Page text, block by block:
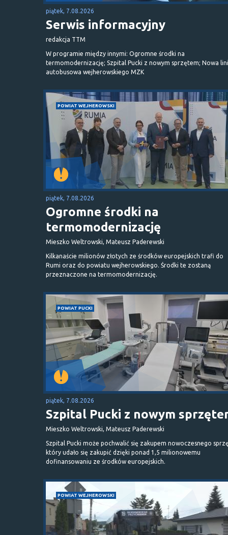
piątek, 7.08.2026
Serwis informacyjny
redakcja TTM
W programie między innymi: Ogromne środki na
termomodernizację; Szpital Pucki z nowym sprzętem; Nowa
autobusowa wejherowskiego MZK
POWIAT WEJHEROWSKI
piątek, 7.08.2026
Ogromne środki na
termomodernizację
Mieszko Weltrowski, Mateusz Paderewski
Kilkanaście milionów złotych ze środków europejskich trafi do
Rumi oraz do powiatu wejherowskiego. Środki te zostaną
przeznaczone na termomodernizację.
POWIAT PUCKI
piątek, 7.08.2026
Szpital Pucki z nowym
Mieszko Weltrowski, Mateusz Paderewski
Szpital Pucki może pochwalić się zakupem nowoczesnego
który udało się zakupić dzięki ponad 1,5 milionowemu
dofinansowaniu ze środków europejskich.
POWIAT WEJHEROWSKI